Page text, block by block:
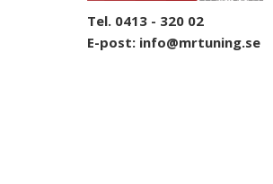
Tel. 0413 - 320 02
E-post: info@mrtuning.se